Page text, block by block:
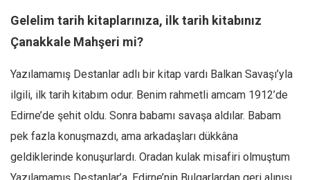
Gelelim tarih kitaplarınıza, ilk tarih kitabınız
Çanakkale Mahşeri mi?
Yazılamamış Destanlar adlı bir kitap vardı Balkan Savaşı’yla
ilgili, ilk tarih kitabım odur. Benim rahmetli amcam 1912’de
Edirne’de şehit oldu. Sonra babamı savaşa aldılar. Babam
pek fazla konuşmazdı, ama arkadaşları dükkâna
geldiklerinde konuşurlardı. Oradan kulak misafiri olmuştum